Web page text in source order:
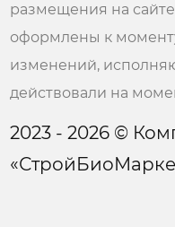
размещения на
оформлены к
изменений,
действовали на
2023 - 2026 ©